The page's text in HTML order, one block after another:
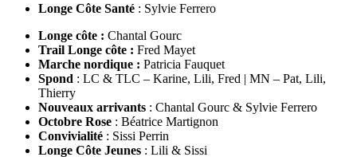
Longe Côte Santé : Sylvie Ferrero
Longe côte : Chantal Gourc
Trail Longe côte : Fred Mayet
Marche nordique : Patricia Fauquet
Spond : LC & TLC – Karine, Lili, Fred | MN – Pat, Lili,
Thierry
Nouveaux arrivants : Chantal Gourc & Sylvie Ferrero
Octobre Rose : Béatrice Martignon
Convivialité : Sissi Perrin
Longe Côte Jeunes : Lili & Sissi